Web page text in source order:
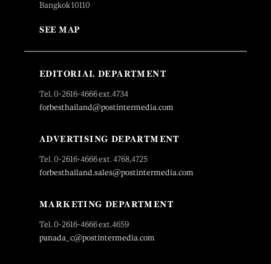
Bangkok 10110
SEE MAP
EDITORIAL DEPARTMENT
Tel. 0-2616-4666 ext.4734
forbesthailand@postintermedia.com
ADVERTISING DEPARTMENT
Tel. 0-2616-4666 ext. 4768,4725
forbesthailand.sales@postintermedia.com
MARKETING DEPARTMENT
Tel. 0-2616-4666 ext.4659
panada_c@postintermedia.com